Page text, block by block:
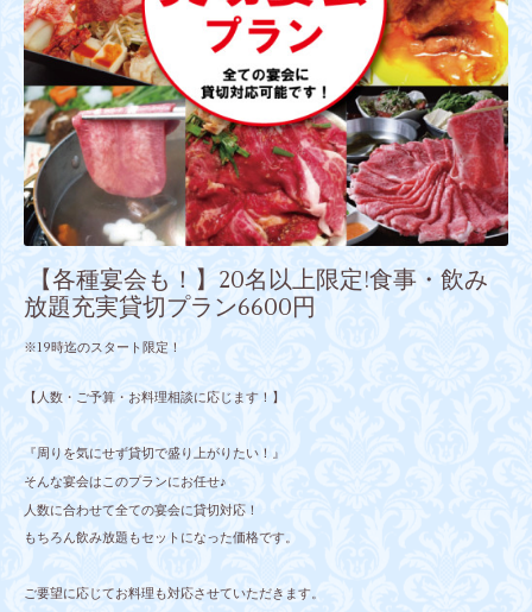
【各種宴会も！】20名以上限定!食事・飲み
放題充実貸切プラン6600円
※19時迄のスタート限定！
【人数・ご予算・お料理相談に応じます！】
『周りを気にせず貸切で盛り上がりたい！』
そんな宴会はこのプランにお任せ♪
人数に合わせて全ての宴会に貸切対応！
もちろん飲み放題もセットになった価格です。
ご要望に応じてお料理も対応させていただきます。